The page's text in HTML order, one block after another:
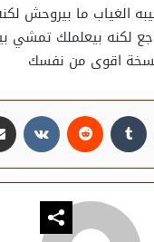
الغياب ما بيروحش
لكنه بيعلملك تمشي
اقوى من نفسك
لينكدإن